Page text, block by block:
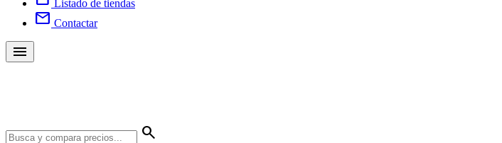
Listado de tiendas
mail Contactar
menu
search